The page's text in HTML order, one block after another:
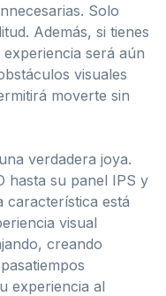
Solo
Además, si tienes
será aún
visuales
moverte sin
verdadera joya.
hasta su panel IPS y
característica está
visual
creando
experiencia al